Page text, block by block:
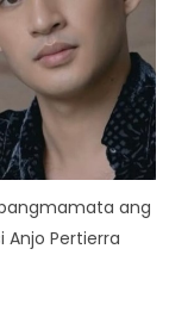
ang
Anjo Pertierra